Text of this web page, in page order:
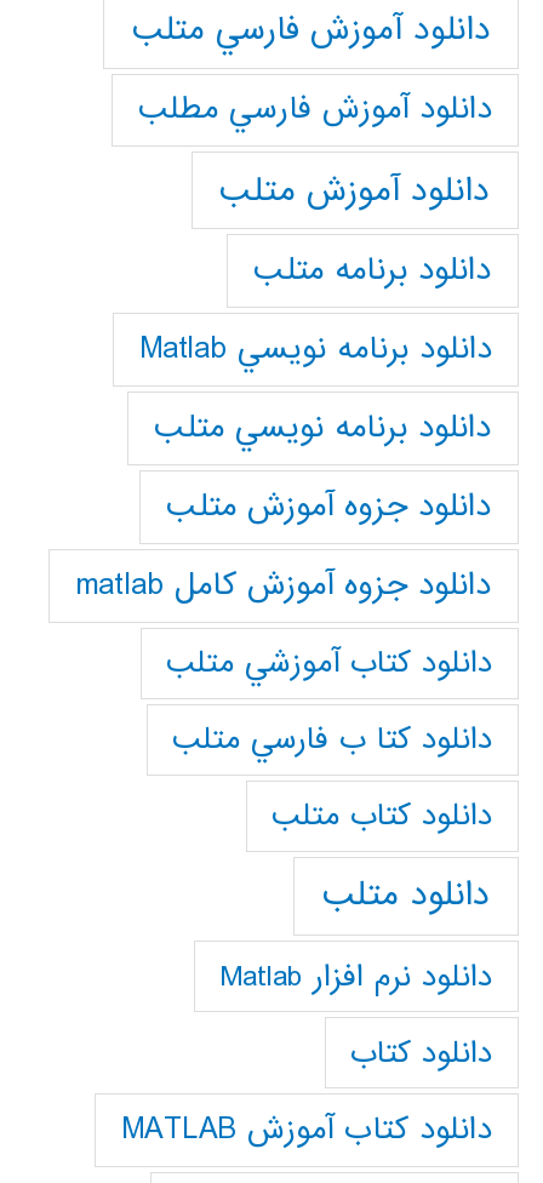
دانلود آموزش فارسي متلب
دانلود آموزش فارسي مطلب
دانلود آموزش متلب
دانلود برنامه متلب
دانلود برنامه نويسي Matlab
دانلود برنامه نويسي متلب
دانلود جزوه آموزش متلب
دانلود جزوه آموزش کامل matlab
دانلود كتاب آموزشي متلب
دانلود كتا ب فارسي متلب
دانلود كتاب متلب
دانلود متلب
دانلود نرم افزار Matlab
دانلود کتاب
دانلود کتاب آموزش MATLAB